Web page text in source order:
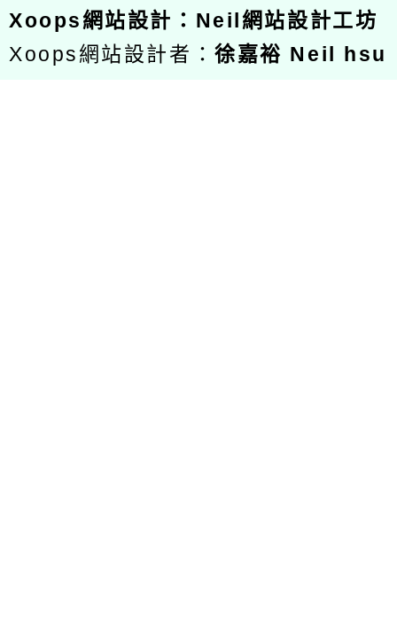
Xoops網站設計 ： Neil網站設計工坊
Xoops網站設計者：徐嘉裕 Neil hsu